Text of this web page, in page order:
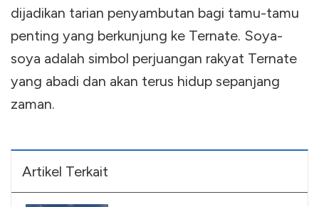
dijadikan tarian penyambutan bagi tamu-tamu
penting yang berkunjung ke Ternate. Soya-
soya adalah simbol perjuangan rakyat Ternate
yang abadi dan akan terus hidup sepanjang
zaman.
Artikel Terkait